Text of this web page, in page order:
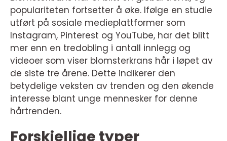
populariteten fortsetter å øke. Ifølge en studie
utført på sosiale medieplattformer som
Instagram, Pinterest og YouTube, har det blitt
mer enn en tredobling i antall innlegg og
videoer som viser blomsterkrans hår i løpet av
de siste tre årene. Dette indikerer den
betydelige veksten av trenden og den økende
interesse blant unge mennesker for denne
hårtrenden.
Forskjellige typer